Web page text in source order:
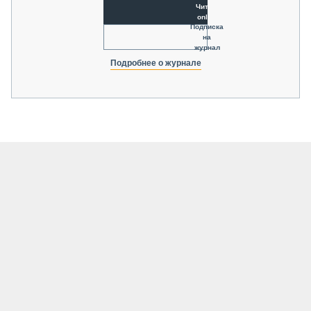
Читать
online
Подписка
на
журнал
Подробнее о журнале